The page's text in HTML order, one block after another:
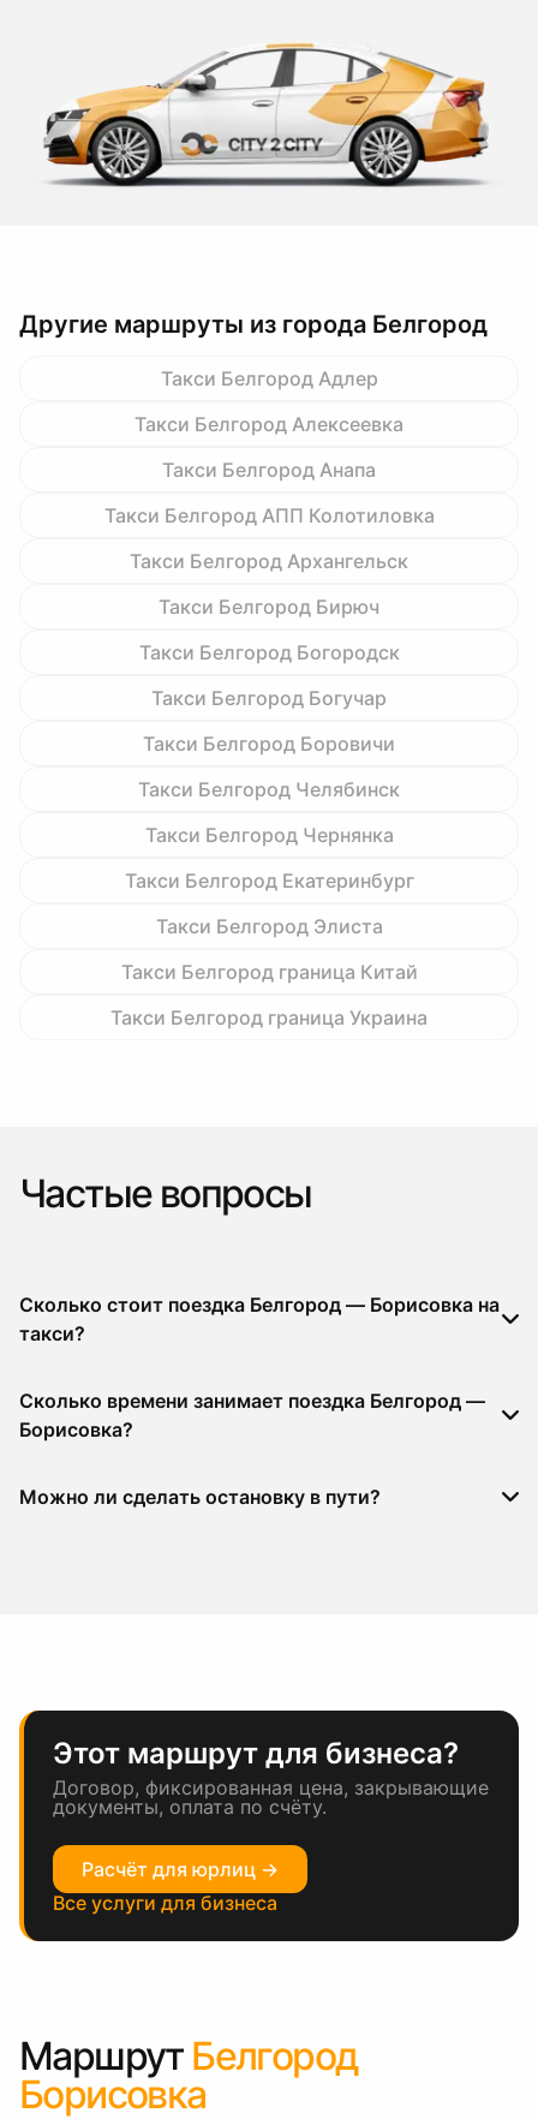
Другие маршруты из города Белгород
Такси Белгород Адлер
Такси Белгород Алексеевка
Такси Белгород Анапа
Такси Белгород АПП Колотиловка
Такси Белгород Архангельск
Такси Белгород Бирюч
Такси Белгород Богородск
Такси Белгород Богучар
Такси Белгород Боровичи
Такси Белгород Челябинск
Такси Белгород Чернянка
Такси Белгород Екатеринбург
Такси Белгород Элиста
Такси Белгород граница Китай
Такси Белгород граница Украина
Частые вопросы
Сколько стоит поездка Белгород — Борисовка на
такси?
Сколько времени занимает поездка Белгород —
Борисовка?
Можно ли сделать остановку в пути?
Этот маршрут для бизнеса?
Договор, фиксированная цена, закрывающие
документы, оплата по счёту.
Расчёт для юрлиц →
Все услуги для бизнеса
Маршрут Белгород
Борисовка